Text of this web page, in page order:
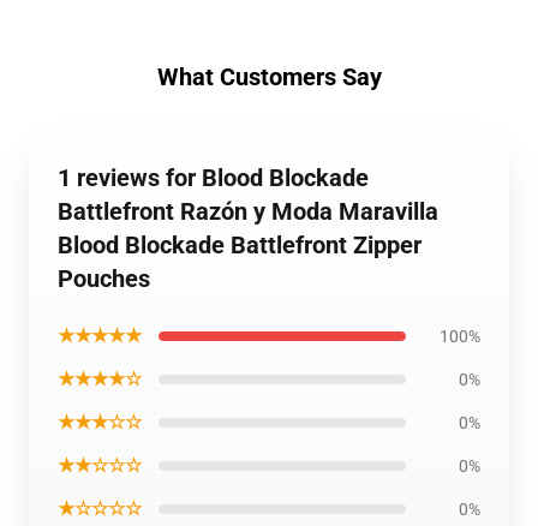
What Customers Say
1 reviews for Blood Blockade
Battlefront Razón y Moda Maravilla
Blood Blockade Battlefront Zipper
Pouches
★★★★★ 100%
★★★★☆ 0%
★★★☆☆ 0%
★★☆☆☆ 0%
★☆☆☆☆ 0%